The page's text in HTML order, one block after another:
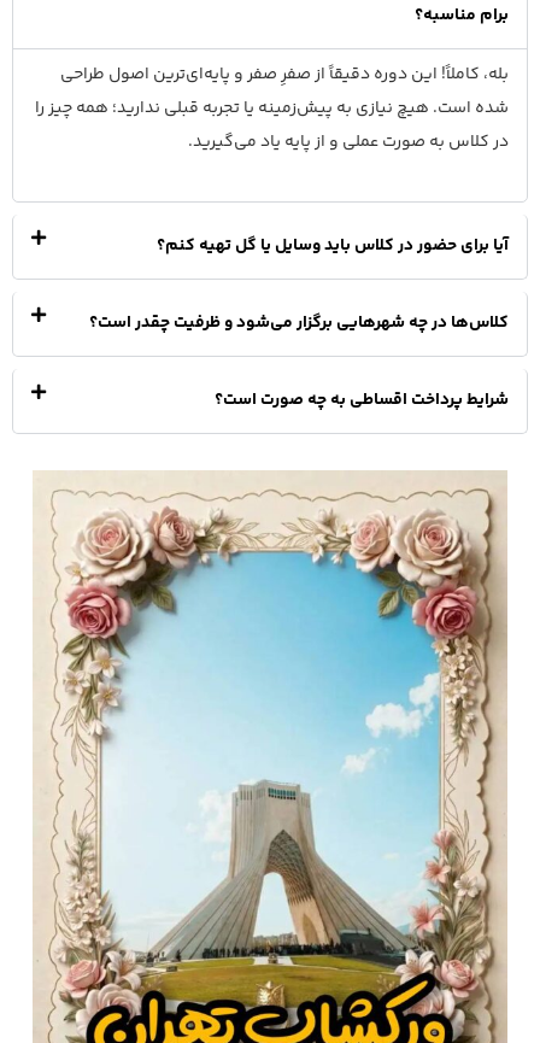
برام مناسبه؟
بله، کاملاً! این دوره دقیقاً از صفرِ صفر و پایه‌ای‌ترین اصول طراحی
شده است. هیچ نیازی به پیش‌زمینه یا تجربه قبلی ندارید؛ همه چیز را
در کلاس به صورت عملی و از پایه یاد می‌گیرید.
آیا برای حضور در کلاس باید وسایل یا گل تهیه کنم؟
کلاس‌ها در چه شهرهایی برگزار می‌شود و ظرفیت چقدر است؟
شرایط پرداخت اقساطی به چه صورت است؟